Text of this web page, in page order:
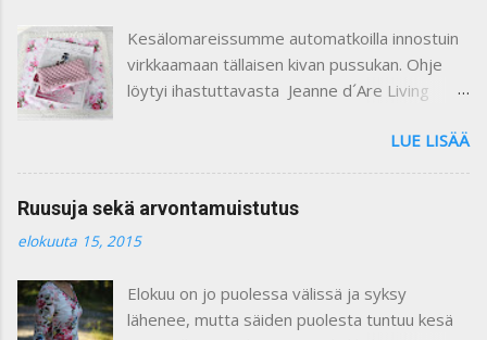
Kesälomareissumme automatkoilla innostuin
virkkaamaan tällaisen kivan pussukan. Ohje
löytyi ihastuttavasta Jeanne d´Are Living
lehtien sisustusjutut ovat todella ihastuttavia
ja niin kauniita. Lehdistä löytyy niin paljon
kaikkea mitä voi itse tehdä ja mielikuvitusta
käyttäen keksiä oman kodin kaunistukseksi.
Paljon on tullutkin ostettua näitä lehtiä :) Yllä
virkkaamiseen. Vuoritin pussin kauniilla
ruusukankaalla. Kiinnitin vetoketjun käsin
LUE LISÄÄ
Ruusuja sekä arvontamuistutus
elokuuta 15, 2015
Elokuu on jo puolessa välissä ja syksy
lähenee, mutta säiden puolesta tuntuu kesä